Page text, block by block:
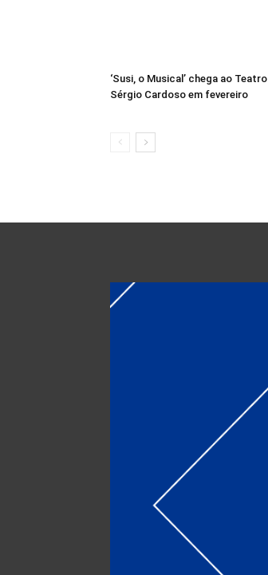
‘Susi, o Musical’ chega ao Teatro
Sérgio Cardoso em fevereiro